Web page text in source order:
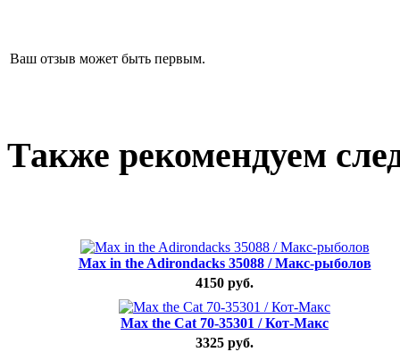
Ваш отзыв может быть первым.
Также рекомендуем
Max in the Adirondacks 35088 / Макс-рыболов
4150 руб.
Max the Cat 70-35301 / Кот-Макс
3325 руб.